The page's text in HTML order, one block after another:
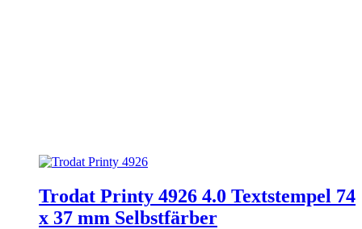
Trodat Printy 4926 4.0 Textstempel 74
x 37 mm Selbstfärber